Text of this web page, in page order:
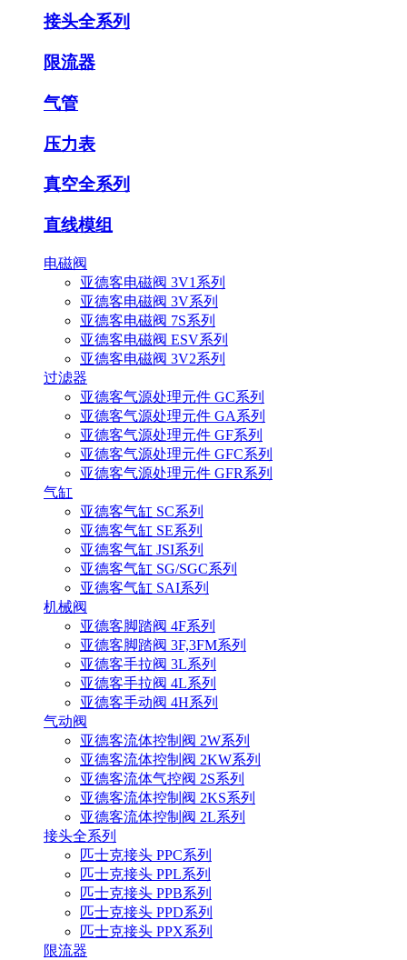
接头全系列
限流器
气管
压力表
真空全系列
直线模组
电磁阀
亚德客电磁阀 3V1系列
亚德客电磁阀 3V系列
亚德客电磁阀 7S系列
亚德客电磁阀 ESV系列
亚德客电磁阀 3V2系列
过滤器
亚德客气源处理元件 GC系列
亚德客气源处理元件 GA系列
亚德客气源处理元件 GF系列
亚德客气源处理元件 GFC系列
亚德客气源处理元件 GFR系列
气缸
亚德客气缸 SC系列
亚德客气缸 SE系列
亚德客气缸 JSI系列
亚德客气缸 SG/SGC系列
亚德客气缸 SAI系列
机械阀
亚德客脚踏阀 4F系列
亚德客脚踏阀 3F,3FM系列
亚德客手拉阀 3L系列
亚德客手拉阀 4L系列
亚德客手动阀 4H系列
气动阀
亚德客流体控制阀 2W系列
亚德客流体控制阀 2KW系列
亚德客流体气控阀 2S系列
亚德客流体控制阀 2KS系列
亚德客流体控制阀 2L系列
接头全系列
匹士克接头 PPC系列
匹士克接头 PPL系列
匹士克接头 PPB系列
匹士克接头 PPD系列
匹士克接头 PPX系列
限流器